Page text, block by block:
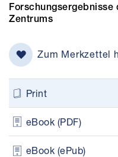
Zentrums
Zum Merkzettel
Print
eBook (PDF)
eBook (ePub)